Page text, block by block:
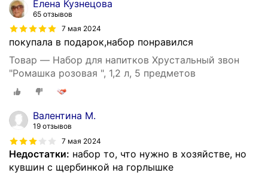
Елена Кузнецова
65 отзывов
7 мая 2024
покупала в подарок,набор понравился
Товар — Набор для напитков Хрустальный звон
"Ромашка розовая ", 1,2 л, 5 предметов
Валентина М.
19 отзывов
7 мая 2024
Недостатки: набор то, что нужно в хозяйстве, но
кувшин с щербинкой на горлышке